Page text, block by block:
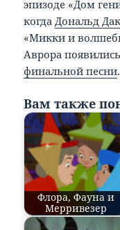
эпизоде «Дом
когда Дональд Дак
«Микки и
Аврора
финальной песни.
Вам также
Флора, Фауна и
Мерривезер